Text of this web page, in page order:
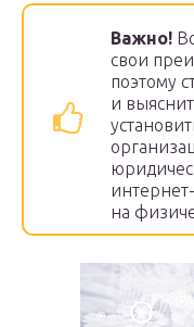
Важно!
свои
поэтому
и
на